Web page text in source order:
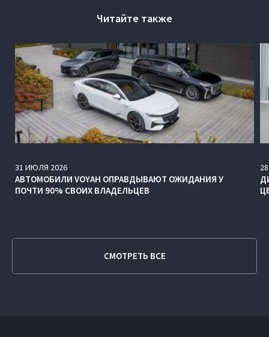
Читайте также
31 ИЮЛЯ 2026
АВТОМОБИЛИ VOYAH ОПРАВДЫВАЮТ ОЖИДАНИЯ У
ПОЧТИ 90% СВОИХ ВЛАДЕЛЬЦЕВ
28
СМОТРЕТЬ ВСЕ